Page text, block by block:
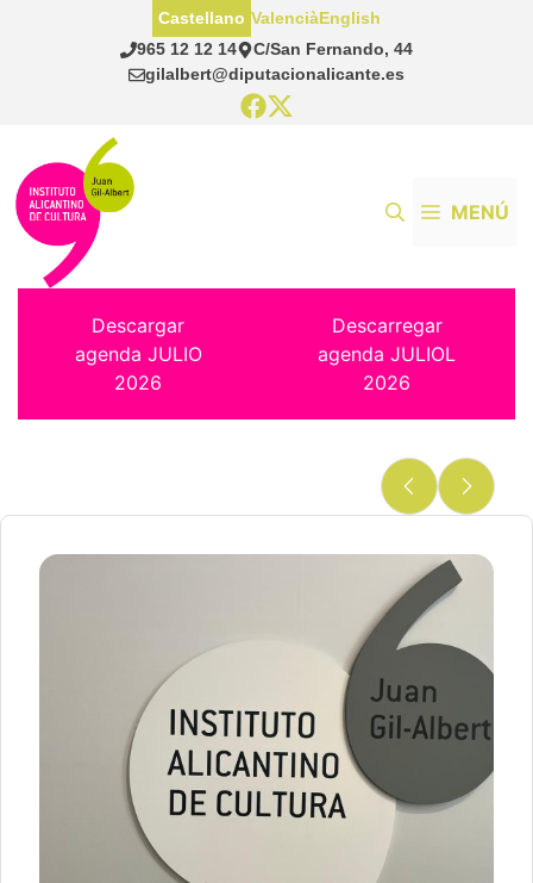
965 12 12 14
C/San Fernando, 44
gilalbert@diputacionalicante.es
Castellano ValenciàEnglish
MENÚ
Descargar
agenda JULIO
2026
Descarregar
agenda JULIOL
2026